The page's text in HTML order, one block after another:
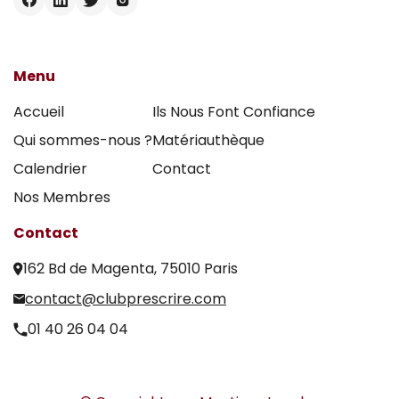
Menu
Accueil
Qui sommes-nous ?
Calendrier
Nos Membres
Ils Nous Font Confiance
Matériauthèque
Contact
Contact
162 Bd de Magenta, 75010 Paris
contact@clubprescrire.com
01 40 26 04 04